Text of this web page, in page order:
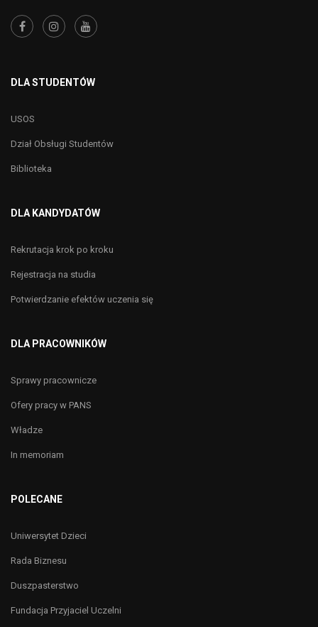
DLA STUDENTÓW
USOS
Dział Obsługi Studentów
Biblioteka
DLA KANDYDATÓW
Rekrutacja krok po kroku
Rejestracja na studia
Potwierdzanie efektów uczenia się
DLA PRACOWNIKÓW
Sprawy pracownicze
Ofery pracy w PANS
Władze
In memoriam
POLECANE
Uniwersytet Dzieci
Rada Biznesu
Duszpasterstwo
Fundacja Przyjaciel Uczelni